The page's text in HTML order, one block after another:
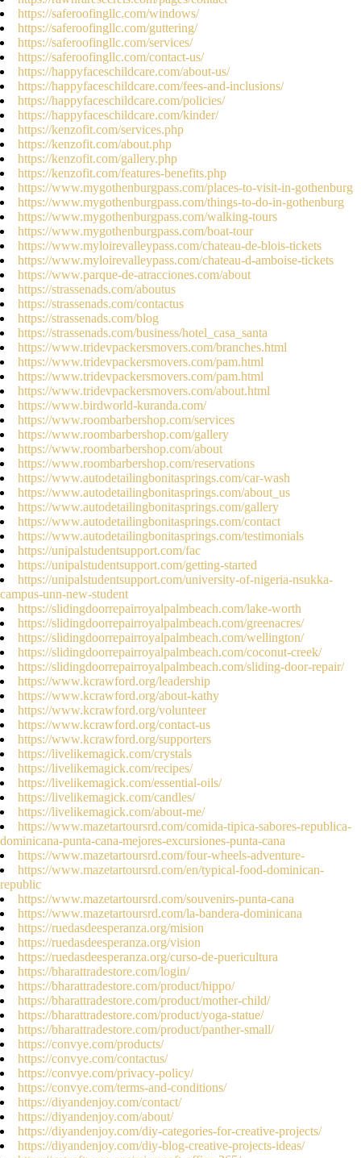
https://saferoofingllc.com/windows/
https://saferoofingllc.com/guttering/
https://saferoofingllc.com/services/
https://saferoofingllc.com/contact-us/
https://happyfaceschildcare.com/about-us/
https://happyfaceschildcare.com/fees-and-inclusions/
https://happyfaceschildcare.com/policies/
https://happyfaceschildcare.com/kinder/
https://kenzofit.com/services.php
https://kenzofit.com/about.php
https://kenzofit.com/gallery.php
https://kenzofit.com/features-benefits.php
https://www.mygothenburgpass.com/places-to-visit-in-gothenburg
https://www.mygothenburgpass.com/things-to-do-in-gothenburg
https://www.mygothenburgpass.com/walking-tours
https://www.mygothenburgpass.com/boat-tour
https://www.myloirevalleypass.com/chateau-de-blois-tickets
https://www.myloirevalleypass.com/chateau-d-amboise-tickets
https://www.parque-de-atracciones.com/about
https://strassenads.com/aboutus
https://strassenads.com/contactus
https://strassenads.com/blog
https://strassenads.com/business/hotel_casa_santa
https://www.tridevpackersmovers.com/branches.html
https://www.tridevpackersmovers.com/pam.html
https://www.tridevpackersmovers.com/pam.html
https://www.tridevpackersmovers.com/about.html
https://www.birdworld-kuranda.com/
https://www.roombarbershop.com/services
https://www.roombarbershop.com/gallery
https://www.roombarbershop.com/about
https://www.roombarbershop.com/reservations
https://www.autodetailingbonitasprings.com/car-wash
https://www.autodetailingbonitasprings.com/about_us
https://www.autodetailingbonitasprings.com/gallery
https://www.autodetailingbonitasprings.com/contact
https://www.autodetailingbonitasprings.com/testimonials
https://unipalstudentsupport.com/fac
https://unipalstudentsupport.com/getting-started
https://unipalstudentsupport.com/university-of-nigeria-nsukka-
campus-unn-new-student
https://slidingdoorrepairroyalpalmbeach.com/lake-worth
https://slidingdoorrepairroyalpalmbeach.com/greenacres/
https://slidingdoorrepairroyalpalmbeach.com/wellington/
https://slidingdoorrepairroyalpalmbeach.com/coconut-creek/
https://slidingdoorrepairroyalpalmbeach.com/sliding-door-repair/
https://www.kcrawford.org/leadership
https://www.kcrawford.org/about-kathy
https://www.kcrawford.org/volunteer
https://www.kcrawford.org/contact-us
https://www.kcrawford.org/supporters
https://livelikemagick.com/crystals
https://livelikemagick.com/recipes/
https://livelikemagick.com/essential-oils/
https://livelikemagick.com/candles/
https://livelikemagick.com/about-me/
https://www.mazetartoursrd.com/comida-tipica-sabores-republica-
dominicana-punta-cana-mejores-excursiones-punta-cana
https://www.mazetartoursrd.com/four-wheels-adventure-
https://www.mazetartoursrd.com/en/typical-food-dominican-
republic
https://www.mazetartoursrd.com/souvenirs-punta-cana
https://www.mazetartoursrd.com/la-bandera-dominicana
https://ruedasdeesperanza.org/mision
https://ruedasdeesperanza.org/vision
https://ruedasdeesperanza.org/curso-de-puericultura
https://bharattradestore.com/login/
https://bharattradestore.com/product/hippo/
https://bharattradestore.com/product/mother-child/
https://bharattradestore.com/product/yoga-statue/
https://bharattradestore.com/product/panther-small/
https://convye.com/products/
https://convye.com/contactus/
https://convye.com/privacy-policy/
https://convye.com/terms-and-conditions/
https://diyandenjoy.com/contact/
https://diyandenjoy.com/about/
https://diyandenjoy.com/diy-categories-for-creative-projects/
https://diyandenjoy.com/diy-blog-creative-projects-ideas/